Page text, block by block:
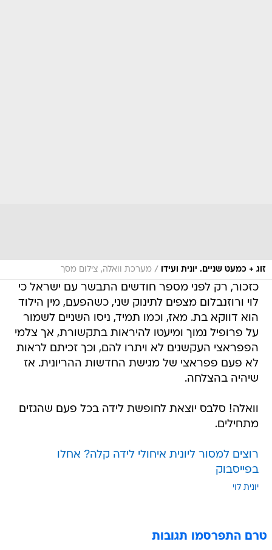
זוג + כמעט שניים. יונית ועידו / מערכת וואלה, צילום מסך
כזכור, רק לפני מספר חודשים התבשר עם ישראל כי
לוי ורוזנבלום מצפים לתינוק שני, כשהפעם, מין הילוד
הוא דווקא בת. מאז, וכמו תמיד, ניסו השניים לשמור
על פרופיל נמוך ומיעטו להיראות בתקשורת, אך צלמי
הפפראצי העקשנים לא ויתרו להם, וכך זכיתם לראות
לא פעם פפראצי של מגישת החדשות ההריונית. אז
שיהיה בהצלחה.
וואלה! סלבס יוצאת לחופשת לידה בכל פעם שהגזים
מתחילים.
רוצים למסור ליונית איחולי לידה קלה? אחלו
בפייסבוק
יונית לוי
טרם התפרסמו תגובות